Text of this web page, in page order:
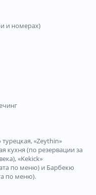
и номерах)
турецкая, «Zeythin»
кухня (по резервации за
«Kekick»
по меню) и Барбекю
по меню).